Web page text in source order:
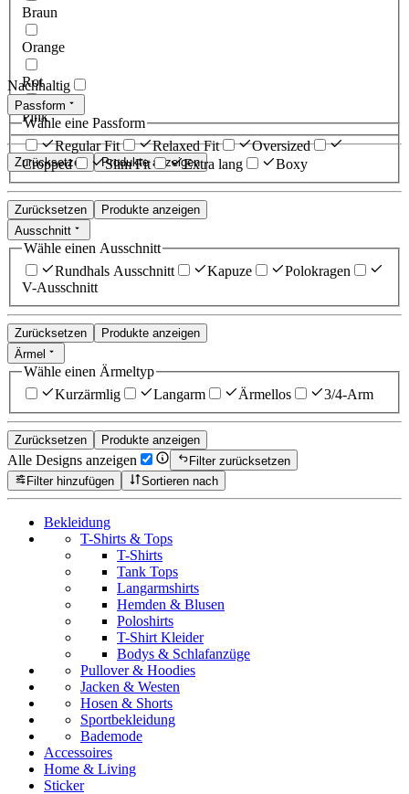
Braun
Orange
Rot
Pink
Zurücksetzen Produkte anzeigen
Nachhaltig
Passform
Wähle eine Passform
Regular Fit
Relaxed Fit
Oversized
Cropped
Slim Fit Extra lang Boxy
Zurücksetzen
Produkte anzeigen
Ausschnitt
Wähle einen Ausschnitt
Rundhals Ausschnitt
Kapuze
Polokragen
V-Ausschnitt
Zurücksetzen
Produkte anzeigen
Ärmel
Wähle einen Ärmeltyp
Kurzärmlig
Langarm Ärmellos 3/4-Arm
Zurücksetzen Produkte anzeigen
Alle Designs anzeigen
Filter zurücksetzen
Filter hinzufügen
Sortieren nach
Bekleidung
T-Shirts & Tops
T-Shirts
Tank Tops
Langarmshirts
Hemden & Blusen
Poloshirts
T-Shirt Kleider
Bodys & Schlafanzüge
Pullover & Hoodies
Jacken & Westen
Hosen & Shorts
Sportbekleidung
Bademode
Accessoires
Home & Living
Sticker